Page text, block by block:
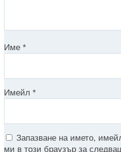
Име *
Имейл *
Запазване на името,
ми в този браузър за